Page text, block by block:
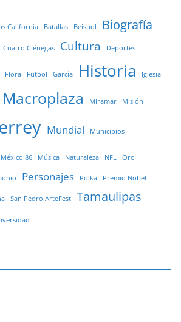
California Batallas Beisbol
Biografía
Cuatro Ciénegas Cultura Deportes
Flora Futbol García Historia Iglesia
Macroplaza Miramar Misión
Mundial Municipios
México 86 Música Naturaleza NFL Oro
Personajes Polka Premio Nobel
San Pedro ArteFest
Tamaulipas